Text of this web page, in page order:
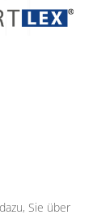
Sie über